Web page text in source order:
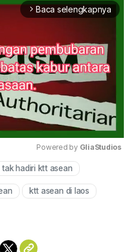
arrow_forward_ios Baca selengkapnya
Powered by GliaStudios
tak hadiri ktt asean
ktt asean di laos